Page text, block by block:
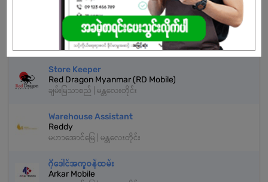
ဂိုထောင်အကူဝန်ထမ်း
Fone Club Phone Spare Parts
ချမ်းအေးသာဇံ | မန္တလေးတိုင်း
Store Keeper
Red Dragon Myanmar (RD Mobile)
ချမ်းမြသာစည် | မန္တလေးတိုင်း
Warehouse Assistant
Reddy
မဟာအောင်မြေ | မန္တလေးတိုင်း
ဂို‌ဒေါင်အကူဝန်ထမ်း
Arkar Mobile